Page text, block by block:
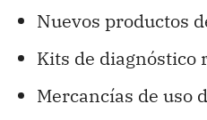
Nuevos productos
Kits de diagnóstico
Mercancías de uso